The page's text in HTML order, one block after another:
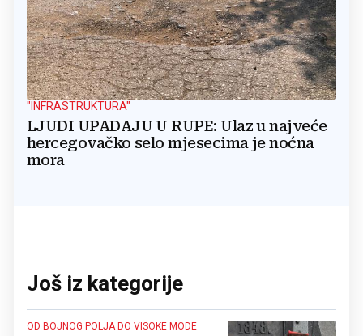
"INFRASTRUKTURA"
LJUDI UPADAJU U RUPE: Ulaz u najveće
hercegovačko selo mjesecima je noćna
mora
Još iz kategorije
OD BOJNOG POLJA DO VISOKE MODE